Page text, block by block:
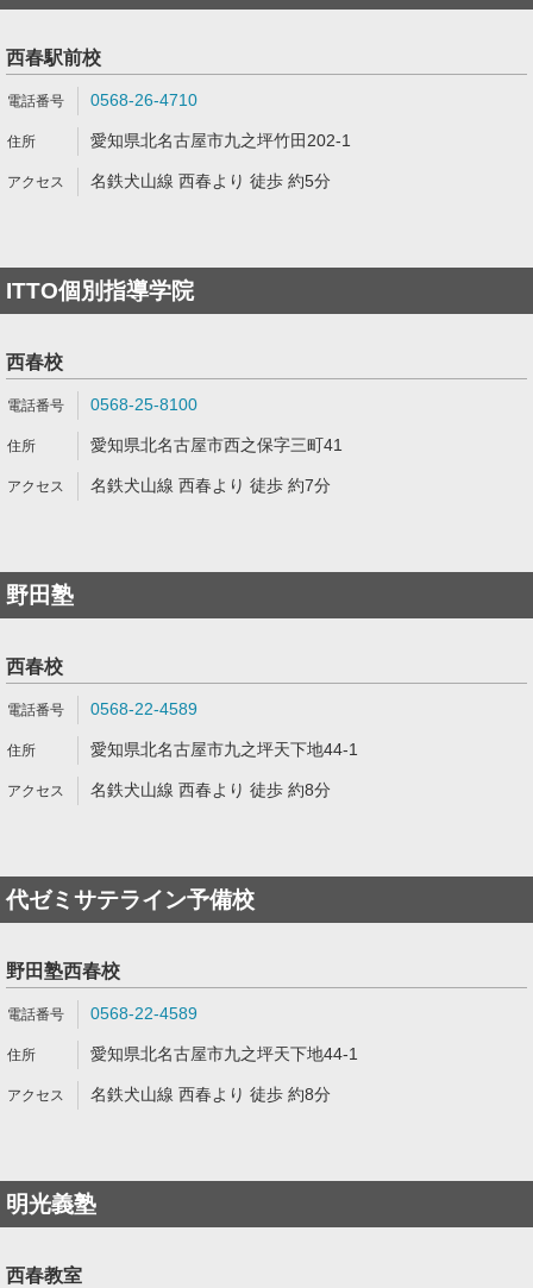
西春駅前校
0568-26-4710
愛知県北名古屋市九之坪竹田202-1
名鉄犬山線 西春より 徒歩 約5分
ITTO個別指導学院
西春校
0568-25-8100
愛知県北名古屋市西之保字三町41
名鉄犬山線 西春より 徒歩 約7分
野田塾
西春校
0568-22-4589
愛知県北名古屋市九之坪天下地44-1
名鉄犬山線 西春より 徒歩 約8分
代ゼミサテライン予備校
野田塾西春校
0568-22-4589
愛知県北名古屋市九之坪天下地44-1
名鉄犬山線 西春より 徒歩 約8分
明光義塾
西春教室